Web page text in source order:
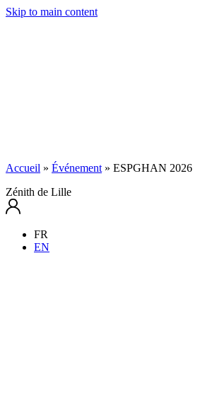
Skip to main content
Accueil » Événement » ESPGHAN 2026
Zénith de Lille
FR
EN